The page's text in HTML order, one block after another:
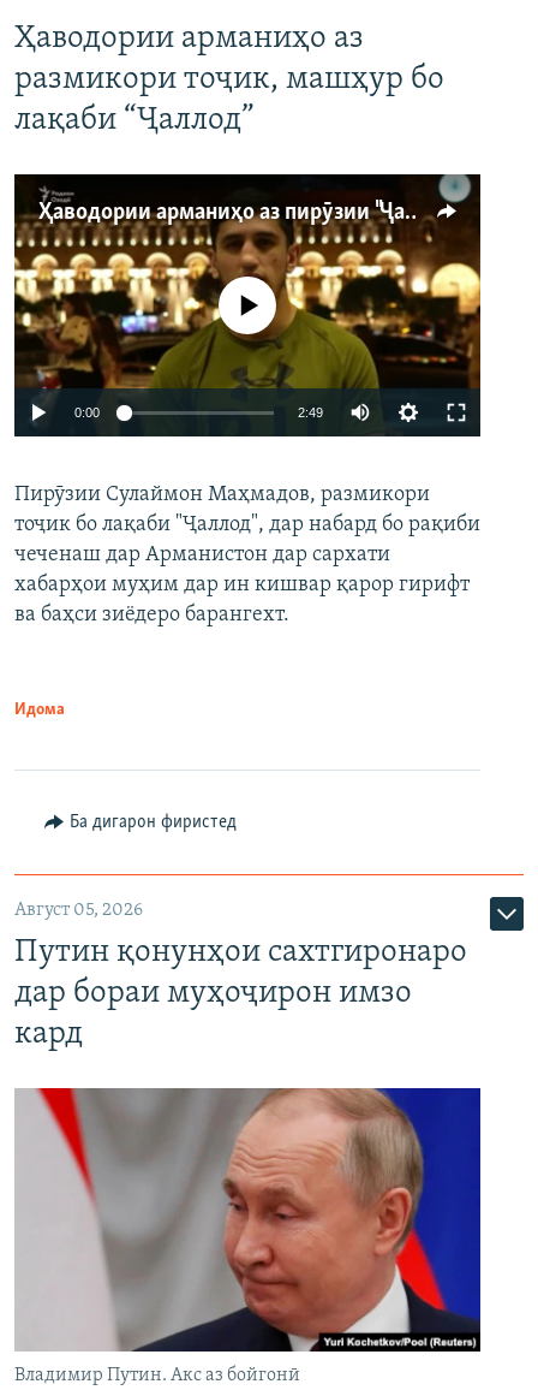
Ҳаводории арманиҳо аз
размикори тоҷик, машҳур бо
лақаби “Ҷаллод”
Ҳаводории арманиҳо аз пирӯзии "Ҷаллод"-и тоҷик
Auto 240p 360p 480p
720p 1080p
Феълан кор намекунад
0:00 2:49
360p
480p
Пирӯзии Сулаймон Маҳмадов, размикори
тоҷик бо лақаби "Ҷаллод", дар набард бо рақиби
чеченаш дар Арманистон дар сархати
хабарҳои муҳим дар ин кишвар қарор гирифт
ва баҳси зиёдеро барангехт.
Идома
Ба дигарон фиристед
Август 05, 2026
Путин қонунҳои сахтгиронаро
дар бораи муҳоҷирон имзо
кард
Владимир Путин. Акс аз бойгонӣ